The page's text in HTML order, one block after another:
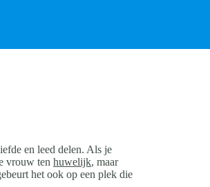
en leed delen. Als je
vrouw ten huwelijk, maar
het ook op een plek die